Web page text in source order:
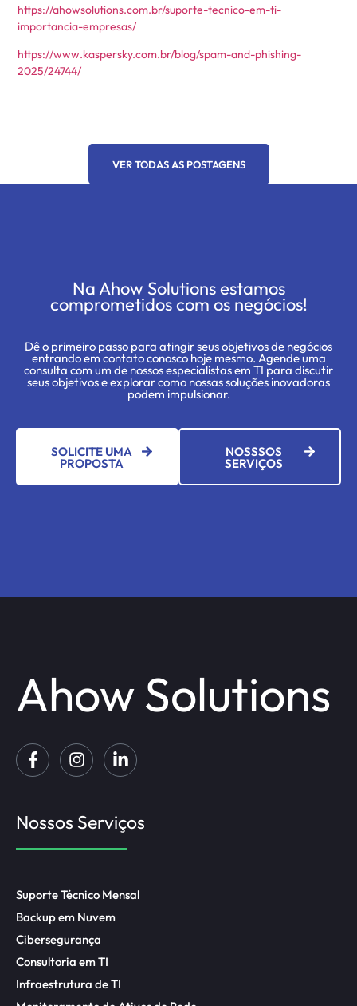
https://ahowsolutions.com.br/suporte-tecnico-em-ti-
importancia-empresas/
https://www.kaspersky.com.br/blog/spam-and-phishing-
2025/24744/
VER TODAS AS POSTAGENS
Na Ahow Solutions estamos
comprometidos com os negócios!
Dê o primeiro passo para atingir seus objetivos de negócios
entrando em contato conosco hoje mesmo. Agende uma
consulta com um de nossos especialistas em TI para discutir
seus objetivos e explorar como nossas soluções inovadoras
podem impulsionar.
SOLICITE UMA
PROPOSTA
NOSSSOS
SERVIÇOS
Ahow Solutions
Nossos Serviços
Suporte Técnico Mensal
Backup em Nuvem
Cibersegurança
Consultoria em TI
Infraestrutura de TI